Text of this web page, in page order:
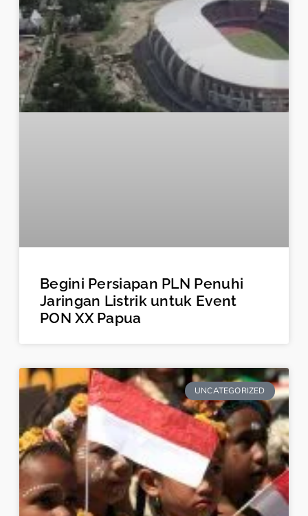
Begini Persiapan PLN Penuhi
Jaringan Listrik untuk Event
PON XX Papua
UNCATEGORIZED